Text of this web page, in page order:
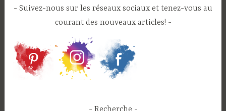
Suivez-nous sur les réseaux sociaux et tenez-vous au
courant des nouveaux articles!